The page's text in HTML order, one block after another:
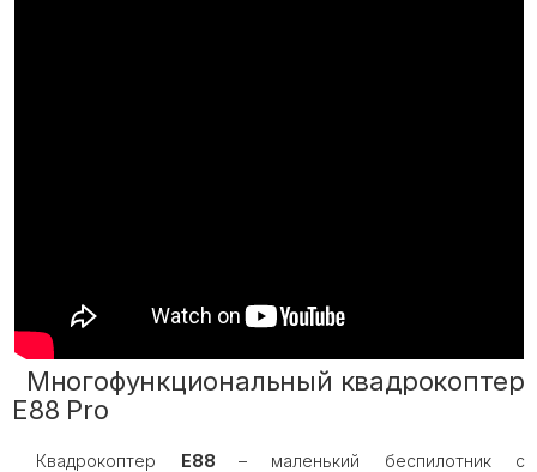
Многофункциональный квадрокоптер
E88 Pro
Квадрокоптер E88– маленький беспилотник с